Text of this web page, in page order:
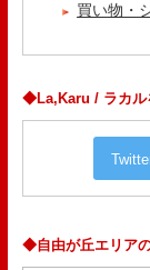
買い物・
◆La,Karu / ラカル
◆自由が丘エリア